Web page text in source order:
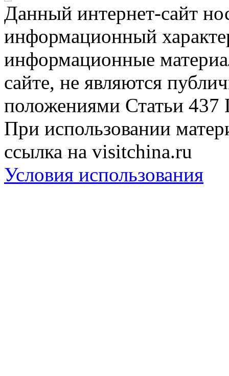
Данный интернет-сайт
информационный
информационные
сайте, не являются
положениями Статьи 437
При использовании
ссылка на visitchina.ru
Условия использования